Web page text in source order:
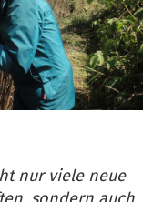
nur viele neue